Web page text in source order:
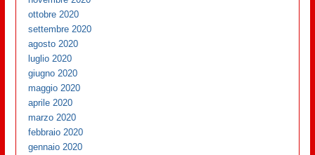
ottobre 2020
settembre 2020
agosto 2020
luglio 2020
giugno 2020
maggio 2020
aprile 2020
marzo 2020
febbraio 2020
gennaio 2020